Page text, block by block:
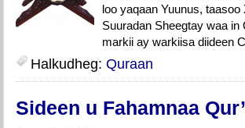
loo yaqaan Yuunus,
Suuradan Sheegtay waa
markii ay warkiisa diideen
Halkudheg: Quraan
Sideen u Fahamnaa